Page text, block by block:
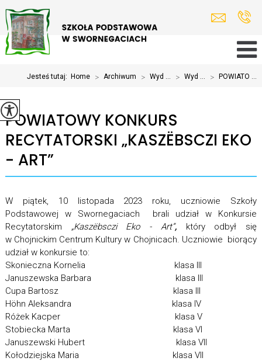
Jesteś tutaj: Home > Archiwum > Wyd ... > Wyd ... > POWIATO ...
POWIATOWY KONKURS
RECYTATORSKI „KASZËBSCZI EKO
- ART”
W piątek, 10 listopada 2023 roku, uczniowie Szkoły
Podstawowej w Swornegaciach brali udział w Konkursie
Recytatorskim „Kaszëbsczi Eko - Art”, który odbył się
w Chojnickim Centrum Kultury w Chojnicach. Uczniowie biorący
udział w konkursie to:
Skonieczna Kornelia klasa III
Januszewska Barbara klasa III
Cupa Bartosz klasa III
Höhn Aleksandra klasa IV
Różek Kacper klasa V
Stobiecka Marta klasa VI
Januszewski Hubert klasa VII
Kołodziejska Maria klasa VII